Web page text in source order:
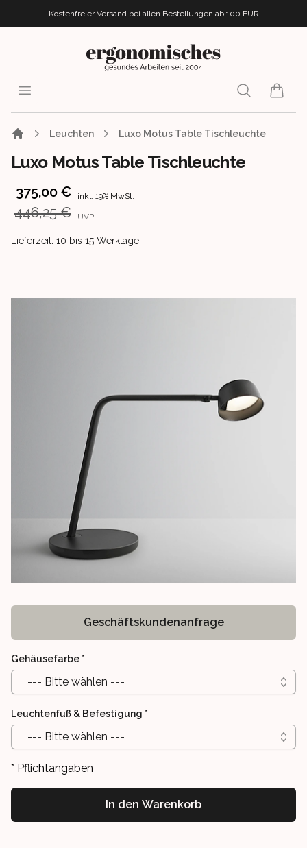
Kostenfreier Versand bei allen Bestellungen ab 100 EUR
ergonomisches.de
Open menu Search
items
Leuchten Luxo Motus Table Tischleuchte
Luxo Motus Table Tischleuchte
Product information
375,00 € inkl. 19% MwSt.
446,25 € UVP
Product delivery information
Lieferzeit: 10 bis 15 Werktage
Geschäftskundenanfrage
Gehäusefarbe *
--- Bitte wählen ---
Leuchtenfuß & Befestigung *
--- Bitte wählen ---
* Pflichtangaben
In den Warenkorb